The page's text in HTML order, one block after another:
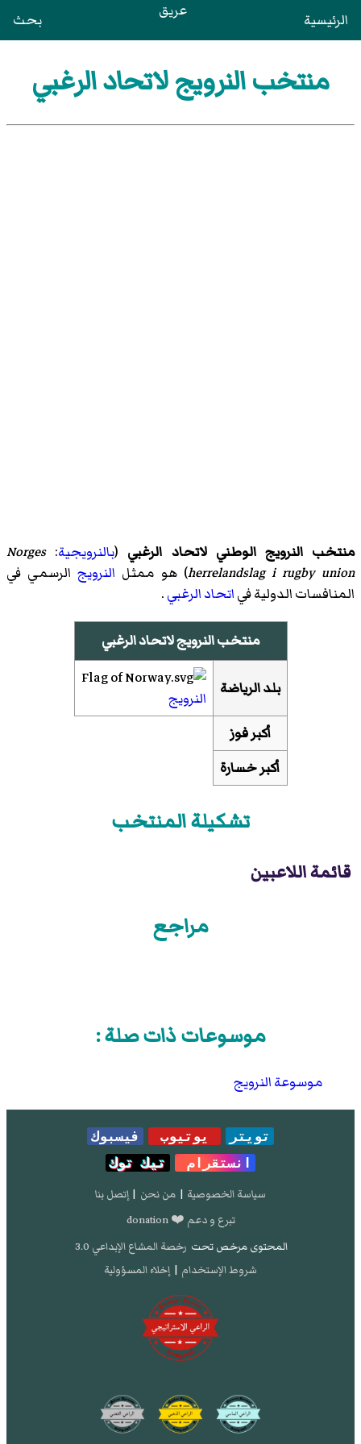
الرئيسية عريق بحث
منتخب النرويج لاتحاد الرغبي
منتخب النرويج الوطني لاتحاد الرغبي (بالنرويجية:
Norges
herrelandslag i rugby union)‏ هو ممثل النرويجالرسمي في
المنافسات الدولية فياتحاد الرغبي.
منتخب النرويج لاتحاد الرغبي
بلد الرياضة
النرويج
أكبر فوز
أكبر خسارة
تشكيلة المنتخب
قائمة اللاعبين
مراجع
موسوعات ذات صلة :
موسوعة النرويج
تويتر يوتيوب
فيسبوك
انستقرام
تيك توك
سياسة الخصوصية | من نحن | إتصل بنا
تبرع و دعم ❤️ donation
المحتوى مرخص تحت رخصة المشاع الإبداعي 3.0
شروط الإستخدام | إخلاء المسؤولية